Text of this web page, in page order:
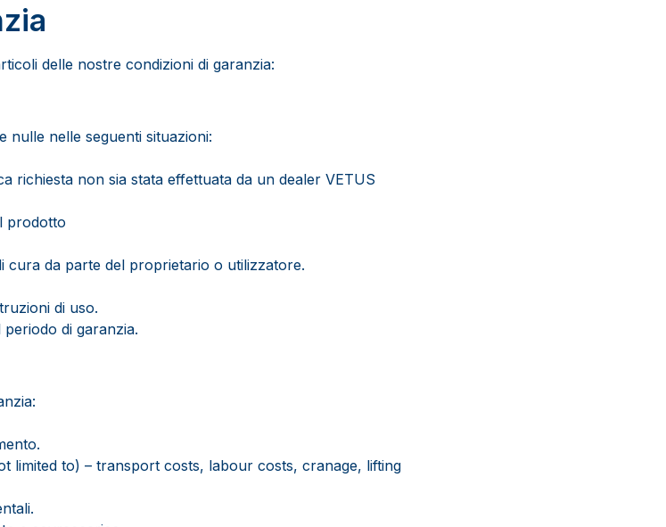
delle nostre condizioni di garanzia:
nulle nelle seguenti situazioni:
richiesta non sia stata effettuata da un dealer VETUS
prodotto
cura da parte del proprietario o utilizzatore.
di uso.
di garanzia.
limited to) – transport costs, labour costs, cranage, lifting